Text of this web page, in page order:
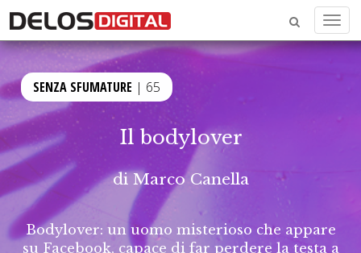
Menu
SENZA SFUMATURE | 65
Il bodylover
diMarco Canella
Bodylover: un uomo misterioso che appare
su Facebook, capace di far perdere la testa a